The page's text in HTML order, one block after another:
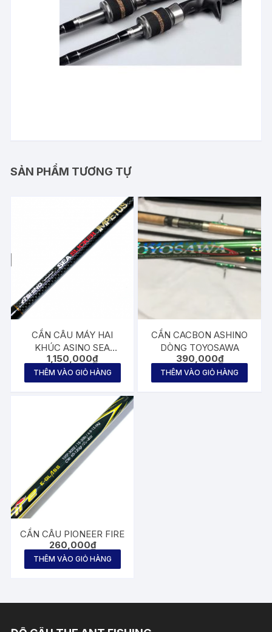
SẢN PHẨM TƯƠNG TỰ
CẦN CÂU MÁY HAI
KHÚC ASINO SEA
SLICKER IMPETUS 2m1
1,150,000₫
THÊM VÀO GIỎ HÀNG
CẦN CACBON ASHINO
DÒNG TOYOSAWA
390,000₫
THÊM VÀO GIỎ HÀNG
CẦN CÂU PIONEER FIRE
260,000₫
THÊM VÀO GIỎ HÀNG